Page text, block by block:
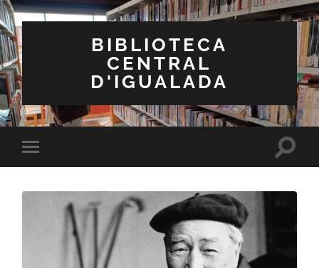
BIBLIOTECA
CENTRAL
D'IGUALADA
Toggle
mobile
Toggle